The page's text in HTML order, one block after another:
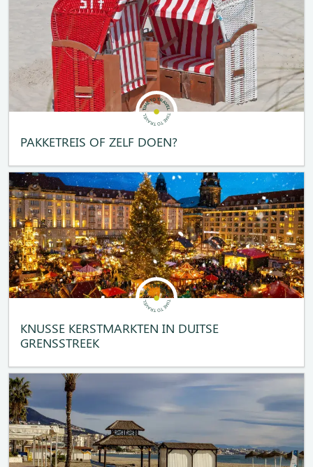
PAKKETREIS OF ZELF DOEN?
KNUSSE KERSTMARKTEN IN DUITSE
GRENSSTREEK